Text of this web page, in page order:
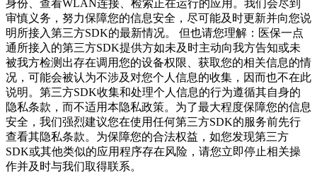
身份、查看WLAN连接、检索正在运行的应用。我们会尽到
审慎义务，努力保障您的信息安全，尽可能及时更新并向您说
明所接入第三方SDK的最新情况。 但也请您理解：医保一点
通所接入的第三方SDK提供方如未及时主动向我方告知或未
被我方检测出存在调用您的设备权限、获取您的相关信息的情
况，可能会被认为不涉及对您个人信息的收集，因而也不在此
说明。第三方SDK收集和处理个人信息的行为遵循其自身的
隐私条款，而不适用本隐私政策。为了最大程度保障您的信息
安全，我们强烈建议您在使用任何第三方SDK的服务前先行
查看其隐私条款。为保障您的合法权益，如您发现第三方
SDK或其他类似的应用程序存在风险，请您立即停止相关操
作并及时与我们取得联系。